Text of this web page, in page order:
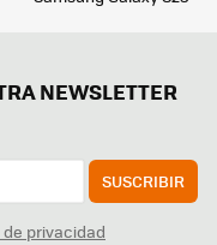
NEWSLETTER
SUSCRIBIR
privacidad